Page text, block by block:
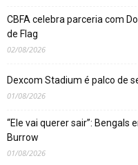
CBFA celebra parceria com
de Flag
02/08/2026
Dexcom Stadium é palco de
01/08/2026
“Ele vai querer sair”:
Burrow
01/08/2026